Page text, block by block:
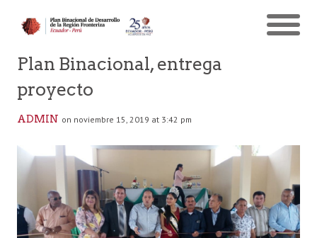
Plan Binacional, entrega
proyecto
ADMIN on noviembre 15, 2019 at 3:42 pm